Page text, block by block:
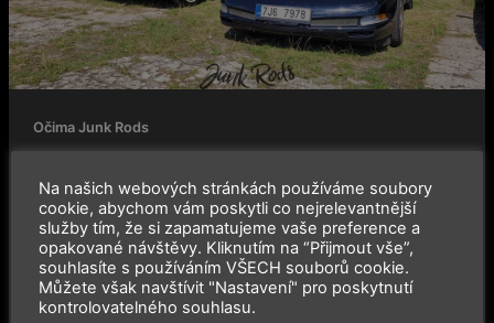
Očima Junk Rods
2024-08-26
Prolog Před zhruba dvěma týdny se mi mezi řečí zmínil
kamarád Denis, zda bych se nechtěl zúčastnit výstavy
Amerik. Řekl
kolečkách
Na našich webových stránkách používáme soubory
cookie, abychom vám poskytli co nejrelevantnější
služby tím, že si zapamatujeme vaše preference a
opakované návštěvy. Kliknutím na “Přijmout vše”,
souhlasíte s používáním VŠECH souborů cookie.
Můžete však navštívit "Nastavení" pro poskytnutí
kontrolovatelného souhlasu.